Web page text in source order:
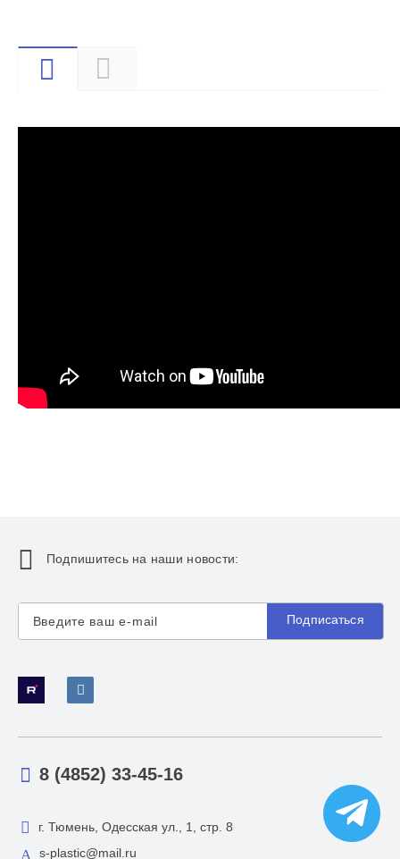
Подпишитесь на наши новости:
Подписаться
8 (4852) 33-45-16
г. Тюмень, Одесская ул., 1, стр. 8
s-plastic@mail.ru